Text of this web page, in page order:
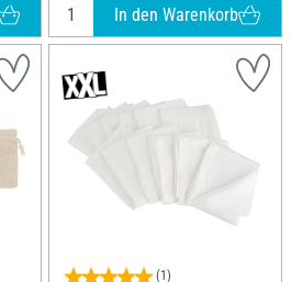
In den Warenkorb
(1)